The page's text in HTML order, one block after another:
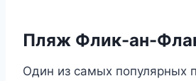
Пляж Флик-ан-
Один из самых популярных